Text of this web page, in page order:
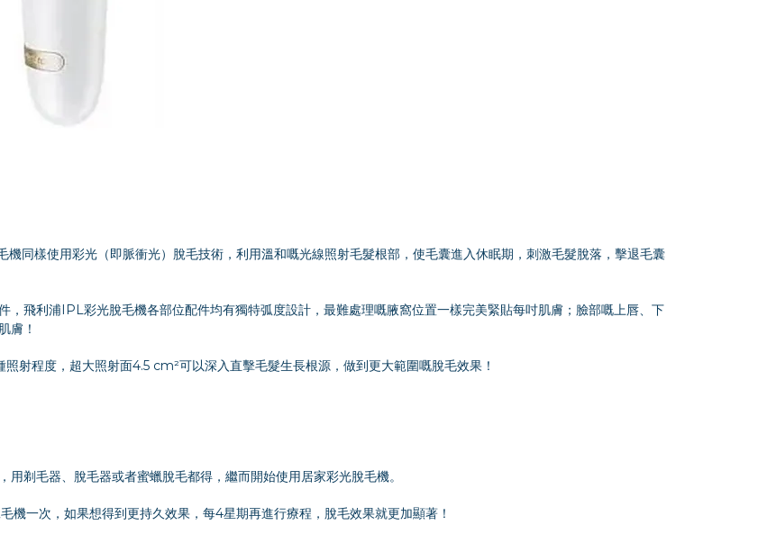
樣使用彩光（即脈衝光）脫毛技術，利用溫和嘅光線照射毛髮根部，使毛囊進入休眠期，刺激毛髮脫落，擊退毛囊
，飛利浦IPL彩光脫毛機各部位配件均有獨特弧度設計，最難處理嘅腋窩位置一樣完美緊貼每吋肌膚；臉部嘅上唇、下
膚！
程度，超大照射面4.5 cm²可以深入直擊毛髮生長根源，做到更大範圍嘅脫毛效果！
剃毛器、脫毛器或者蜜蠟脫毛都得，繼而開始使用居家彩光脫毛機。
一次，如果想得到更持久效果，每4星期再進行療程，脫毛效果就更加顯著！